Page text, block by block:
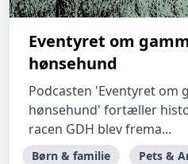
Eventyret om
hønsehund
Podcasten 'Eventyret om
hønsehund' fortæller
racen GDH blev frema...
Børn & familie Pets &